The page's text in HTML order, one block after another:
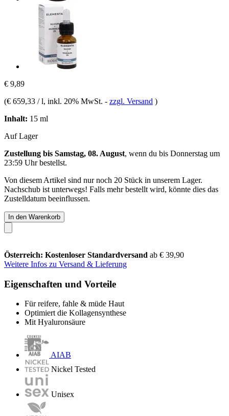
€ 9,89
(€ 659,33 / l, inkl. 20% MwSt. - zzgl. Versand )
Inhalt: 15 ml
Auf Lager
Zustellung bis Samstag, 08. August, wenn du bis Donnerstag um
23:59 Uhrbestellst.
Von diesem Artikel sind nur noch 20 Stück in unserem Lager.
Nachschub ist unterwegs! Falls mehr bestellt wird, könnte dies das
Zustelldatum beeinflussen.
In den Warenkorb
Österreich: Kostenloser Standardversand ab € 39,90
Weitere Infos zu Versand & Lieferung
Eigenschaften und Vorteile
Für reifere, fahle & müde Haut
Optimiert die Kollagensynthese
Mit Hyaluronsäure
AIAB
Nickel Tested
Unisex